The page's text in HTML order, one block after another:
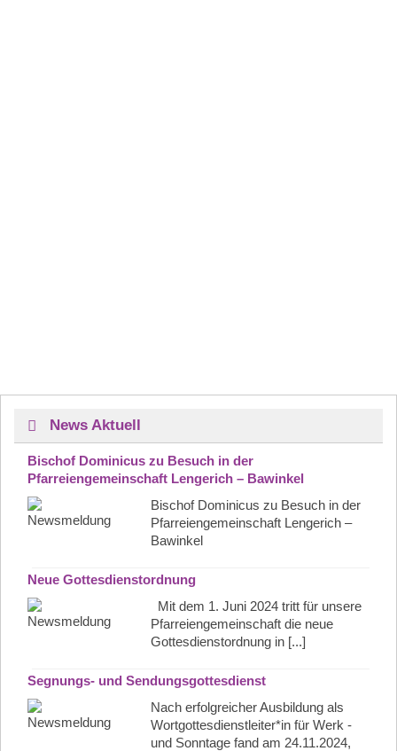
News Aktuell
Bischof Dominicus zu Besuch in der
Pfarreiengemeinschaft Lengerich – Bawinkel
Bischof Dominicus zu Besuch in der
Pfarreiengemeinschaft Lengerich –
Bawinkel
Neue Gottesdienstordnung
Mit dem 1. Juni 2024 tritt für unsere
Pfarreiengemeinschaft die neue
Gottesdienstordnung in [...]
Segnungs- und Sendungsgottesdienst
Nach erfolgreicher Ausbildung als
Wortgottesdienstleiter*in für Werk -
und Sonntage fand am 24.11.2024,